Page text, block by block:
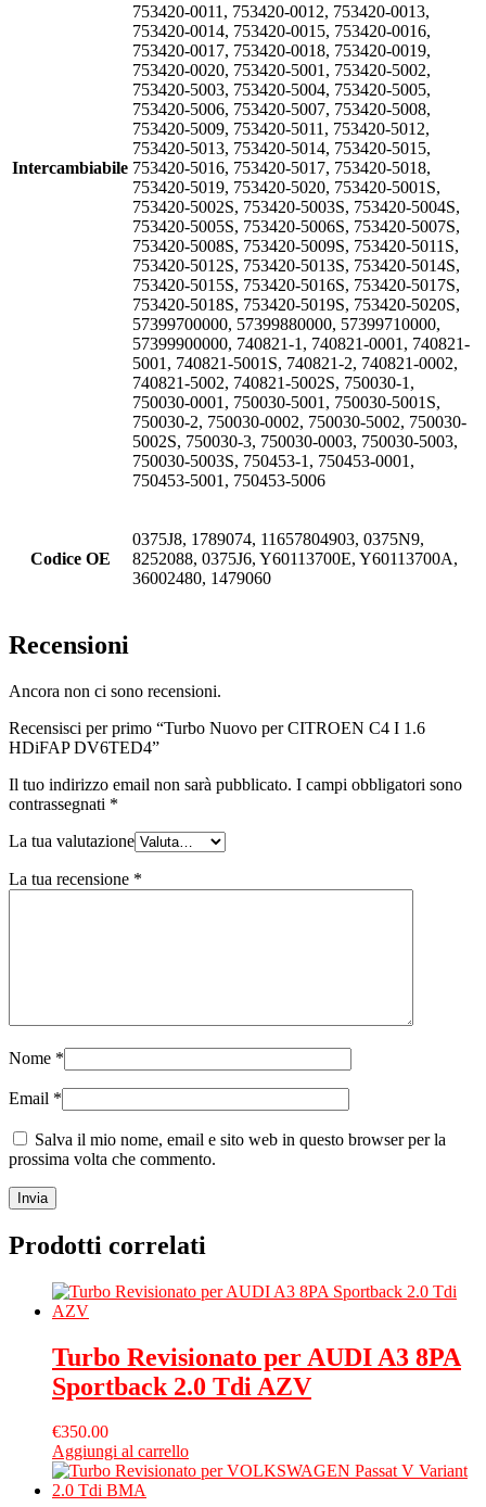
Intercambiabile
753420-0011, 753420-0012, 753420-0013,
753420-0014, 753420-0015, 753420-0016,
753420-0017, 753420-0018, 753420-0019,
753420-0020, 753420-5001, 753420-5002,
753420-5003, 753420-5004, 753420-5005,
753420-5006, 753420-5007, 753420-5008,
753420-5009, 753420-5011, 753420-5012,
753420-5013, 753420-5014, 753420-5015,
753420-5016, 753420-5017, 753420-5018,
753420-5019, 753420-5020, 753420-5001S,
753420-5002S, 753420-5003S, 753420-5004S,
753420-5005S, 753420-5006S, 753420-5007S,
753420-5008S, 753420-5009S, 753420-5011S,
753420-5012S, 753420-5013S, 753420-5014S,
753420-5015S, 753420-5016S, 753420-5017S,
753420-5018S, 753420-5019S, 753420-5020S,
57399700000, 57399880000, 57399710000,
57399900000, 740821-1, 740821-0001, 740821-
5001, 740821-5001S, 740821-2, 740821-0002,
740821-5002, 740821-5002S, 750030-1,
750030-0001, 750030-5001, 750030-5001S,
750030-2, 750030-0002, 750030-5002, 750030-
5002S, 750030-3, 750030-0003, 750030-5003,
750030-5003S, 750453-1, 750453-0001,
750453-5001, 750453-5006
Codice OE
0375J8, 1789074, 11657804903, 0375N9,
8252088, 0375J6, Y60113700E, Y60113700A,
36002480, 1479060
Recensioni
Ancora non ci sono recensioni.
Recensisci per primo “Turbo Nuovo per CITROEN C4 I 1.6
HDiFAP DV6TED4”
Il tuo indirizzo email non sarà pubblicato. I campi obbligatori sono
contrassegnati *
La tua valutazione
La tua recensione *
Nome *
Email *
Salva il mio nome, email e sito web in questo browser per la
prossima volta che commento.
Prodotti correlati
Turbo Revisionato per AUDI A3 8PA
Sportback 2.0 Tdi AZV
€350.00
Aggiungi al carrello